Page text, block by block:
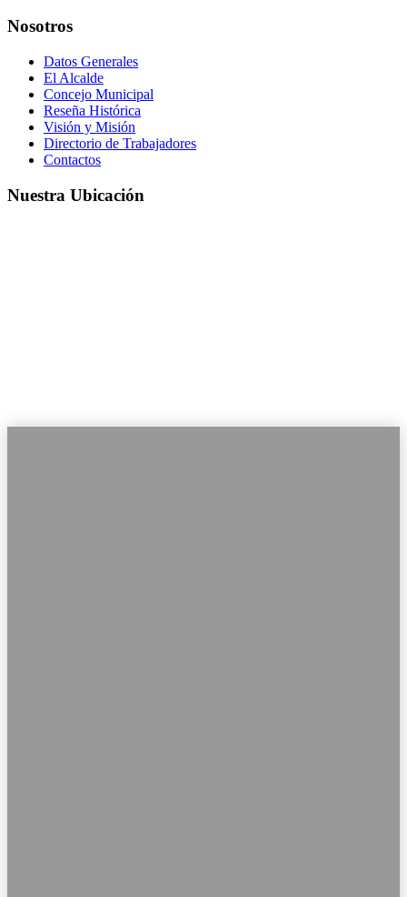
Nosotros
Datos Generales
El Alcalde
Concejo Municipal
Reseña Histórica
Visión y Misión
Directorio de Trabajadores
Contactos
Nuestra Ubicación